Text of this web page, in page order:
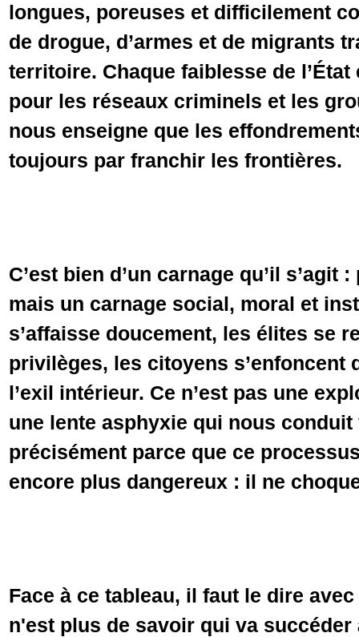
longues, poreuses et difficilement
de drogue, d’armes et de migrants
territoire. Chaque faiblesse de
pour les réseaux criminels et les
nous enseigne que les
toujours par franchir les frontières.
C’est bien d’un carnage qu’il s’agit
mais un carnage social, moral et
s’affaisse doucement, les élites se
privilèges, les citoyens s’enfoncent
l’exil intérieur. Ce n’est pas une
une lente asphyxie qui nous conduit
précisément parce que ce
encore plus dangereux : il ne
Face à ce tableau, il faut le dire
n'est plus de savoir qui va